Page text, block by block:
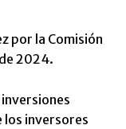
por la Comisión
2024.
los inversores